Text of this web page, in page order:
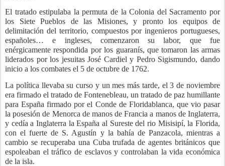
El tratado estipulaba la permuta de la Colonia del Sacramento por
los Siete Pueblos de las Misiones, y pronto los equipos de
delimitación del territorio, compuestos por ingenieros portugueses,
españoles… e ingleses, comenzaron su labor, que fue
enérgicamente respondida por los guaranís, que tomaron las armas
liderados por los jesuitas José Cardiel y Pedro Sigismundo, dando
inicio a los combates el 5 de octubre de 1762.
La política llevaba su curso y un mes más tarde, el 3 de noviembre
era firmado el tratado de Fontenebleau, un tratado de paz humillante
para España firmado por el Conde de Floridablanca, que vio pasar
la posesión de Menorca de manos de Francia a manos de Inglaterra,
y cedía a Inglaterra la España al Sureste del rio Misisipí, la Florida,
con el fuerte de S. Agustín y la bahía de Panzacola, mientras a
cambio se recuperaba una Cuba trufada de agentes británicos que
espoleaban el tráfico de esclavos y controlaban la vida económica
de la isla.